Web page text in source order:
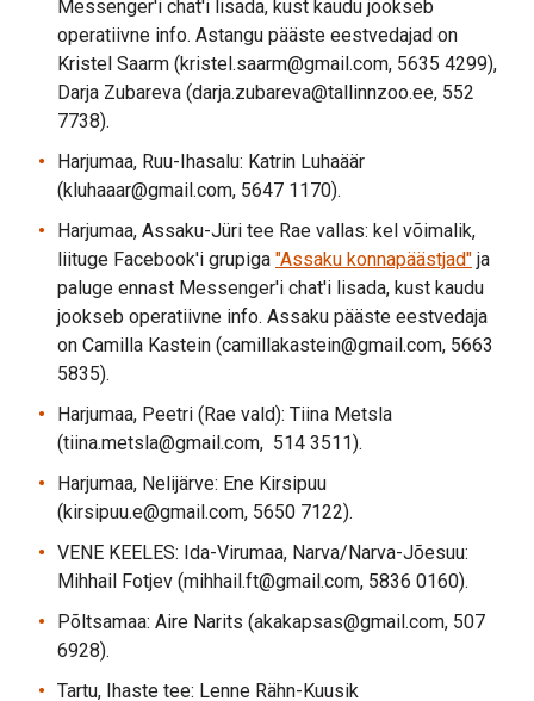
Messenger'i chat'i lisada, kust kaudu jookseb
operatiivne info. Astangu pääste eestvedajad on
Kristel Saarm (kristel.saarm@gmail.com, 5635 4299),
Darja Zubareva (darja.zubareva@tallinnzoo.ee, 552
7738).
Harjumaa, Ruu-Ihasalu: Katrin Luhaäär
(kluhaaar@gmail.com, 5647 1170).
Harjumaa, Assaku-Jüri tee Rae vallas: kel võimalik,
liituge Facebook'i grupiga "Assaku konnapäästjad" ja
paluge ennast Messenger'i chat'i lisada, kust kaudu
jookseb operatiivne info. Assaku pääste eestvedaja
on Camilla Kastein (camillakastein@gmail.com, 5663
5835).
Harjumaa, Peetri (Rae vald): Tiina Metsla
(tiina.metsla@gmail.com, 514 3511).
Harjumaa, Nelijärve: Ene Kirsipuu
(kirsipuu.e@gmail.com, 5650 7122).
VENE KEELES: Ida-Virumaa, Narva/Narva-Jõesuu:
Mihhail Fotjev (mihhail.ft@gmail.com, 5836 0160).
Põltsamaa: Aire Narits (akakapsas@gmail.com, 507
6928).
Tartu, Ihaste tee: Lenne Rähn-Kuusik